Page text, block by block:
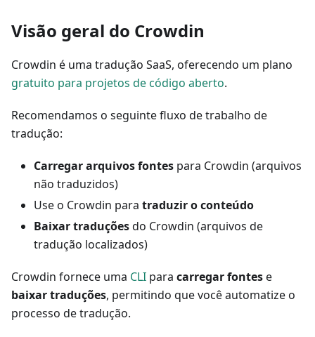
Visão geral do Crowdin
Crowdin é uma tradução SaaS, oferecendo um plano
gratuito para projetos de código aberto.
Recomendamos o seguinte fluxo de trabalho de
tradução:
Carregar arquivos fontes para Crowdin (arquivos
não traduzidos)
Use o Crowdin para traduzir o conteúdo
Baixar traduçõesdo Crowdin (arquivos de
tradução localizados)
Crowdin fornece uma CLI para carregar fontese
baixar traduções, permitindo que você automatize o
processo de tradução.